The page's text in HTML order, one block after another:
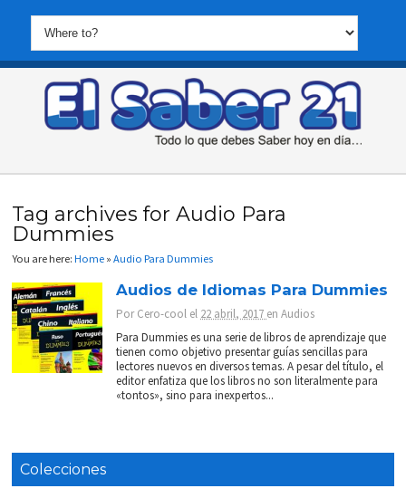
Tag archives for Audio Para
Dummies
You are here:Home »Audio Para Dummies
Audios de Idiomas Para Dummies
PorCero-cool el 22 abril, 2017 enAudios
Para Dummies es una serie de libros de aprendizaje que
tienen como objetivo presentar guías sencillas para
lectores nuevos en diversos temas. A pesar del título, el
editor enfatiza que los libros no son literalmente para
«tontos», sino para inexpertos...
Colecciones